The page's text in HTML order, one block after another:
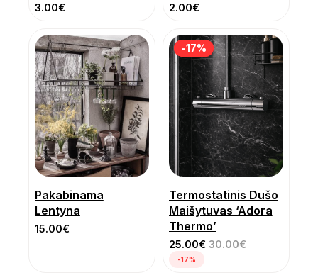
3.00€ 2.00€
Pakabinama
Lentyna
15.00€
Termostatinis Dušo
Maišytuvas ‘Adora
Thermo’
25.00€ 30.00€
-17%
-17%
-17%